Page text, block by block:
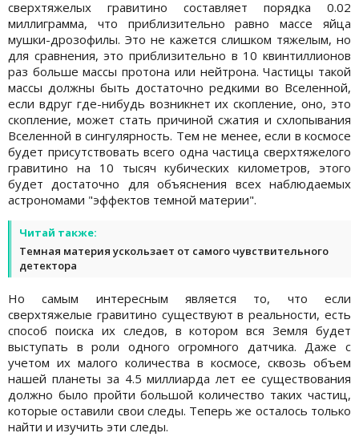
сверхтяжелых гравитино составляет порядка 0.02
миллиграмма, что приблизительно равно массе яйца
мушки-дрозофилы. Это не кажется слишком тяжелым, но
для сравнения, это приблизительно в 10 квинтиллионов
раз больше массы протона или нейтрона. Частицы такой
массы должны быть достаточно редкими во Вселенной,
если вдруг где-нибудь возникнет их скопление, оно, это
скопление, может стать причиной сжатия и схлопывания
Вселенной в сингулярность. Тем не менее, если в космосе
будет присутствовать всего одна частица сверхтяжелого
гравитино на 10 тысяч кубических километров, этого
будет достаточно для объяснения всех наблюдаемых
астрономами "эффектов темной материи".
Читай также:
Темная материя ускользает от самого чувствительного
детектора
Но самым интересным является то, что если
сверхтяжелые гравитино существуют в реальности, есть
способ поиска их следов, в котором вся Земля будет
выступать в роли одного огромного датчика. Даже с
учетом их малого количества в космосе, сквозь объем
нашей планеты за 4.5 миллиарда лет ее существования
должно было пройти большой количество таких частиц,
которые оставили свои следы. Теперь же осталось только
найти и изучить эти следы.